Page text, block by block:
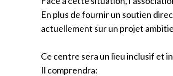
En plus de fournir un soutien
actuellement sur un projet
Ce centre sera un lieu inclusif et
Il comprendra: